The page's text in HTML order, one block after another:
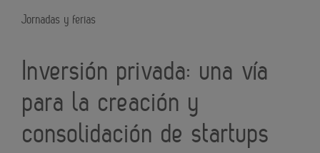
Jornadas y ferias
Inversión privada: una vía
para la creación y
consolidación de startups